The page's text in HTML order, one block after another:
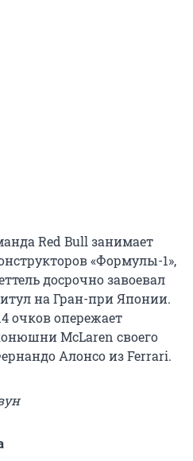
Red Bull занимает
«Формулы-1»,
досрочно завоевал
на Гран-при Японии.
очков опережает
McLaren своего
Алонсо из Ferrari.